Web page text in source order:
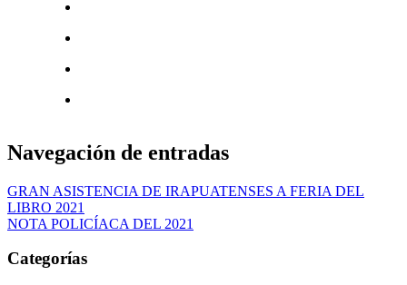
Navegación de entradas
GRAN ASISTENCIA DE IRAPUATENSES A FERIA DEL
LIBRO 2021
NOTA POLICÍACA DEL 2021
Categorías